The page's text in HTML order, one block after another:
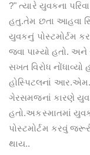
?" ત્યારે યુવકના
હતુ.તેમ છતા આહવા
યુવકનું પોસ્ટમોર્ટમ
જવા પામ્યો હતો. અને
સખત વિરોધ
હોસ્પિટલનાં
ગેરસમજનાં કારણે
હતો.અકસ્માતમાં
પોસ્ટમોર્ટમ કરવું
થાય..